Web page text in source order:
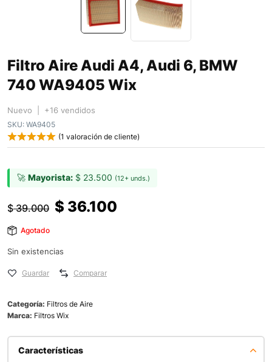
Filtro Aire Audi A4, Audi 6, BMW
740 WA9405 Wix
Nuevo | +16 vendidos
SKU: WA9405
(1 valoración de cliente)
🚀 Mayorista: $ 23.500 (12+ unds.)
$39.000 $ 36.100
Agotado
Sin existencias
Guardar Comparar
Categoría: Filtros de Aire
Marca: Filtros Wix
Características